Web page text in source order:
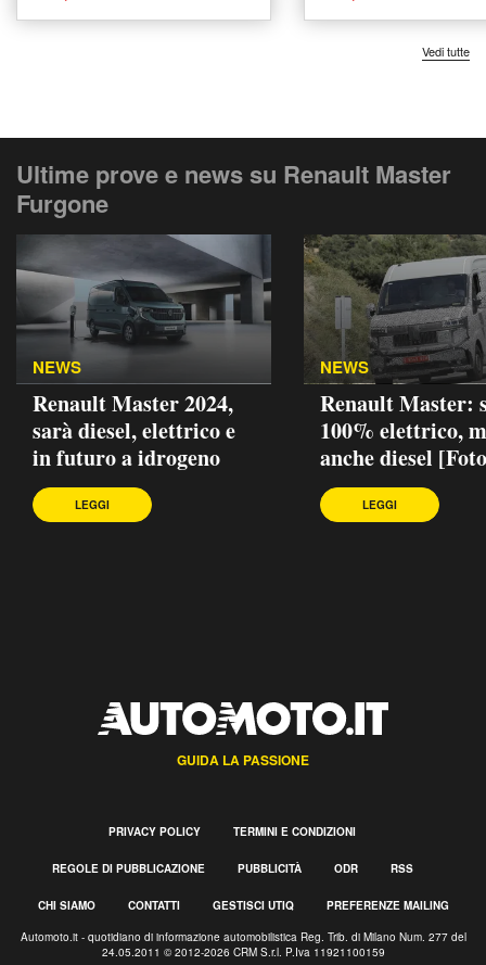
2019 usata a
Vedi tutte
Ultime prove e news su Renault Master
Furgone
NEWS
Renault Master 2024,
sarà diesel, elettrico e
in futuro a idrogeno
LEGGI
NEWS
Renault Master:
100% elettrico,
anche diesel
LEGGI
GUIDA LA PASSIONE
PRIVACY POLICY TERMINI E CONDIZIONI
REGOLE DI PUBBLICAZIONE PUBBLICITÀ ODR RSS
CHI SIAMO CONTATTI GESTISCI UTIQ PREFERENZE MAILING
Automoto.it - quotidiano di informazione automobilistica Reg. Trib. di Milano Num. 277 del
24.05.2011 © 2012-2026 CRM S.r.l. P.Iva 11921100159